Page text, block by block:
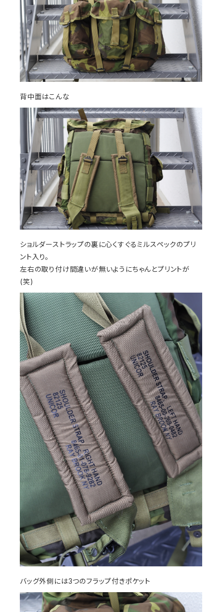
背中面はこんな
ショルダーストラップの裏に心くすぐるミルスペックのプリ
ント入り。
左右の取り付け間違いが無いようにちゃんとプリントが
(笑)
バッグ外側には3つのフラップ付きポケット